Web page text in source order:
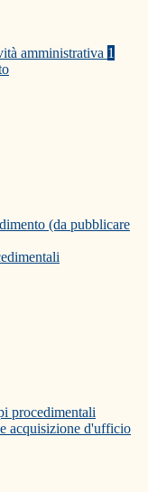
amministrativa 1
(da pubblicare
procedimentali
acquisizione d'ufficio